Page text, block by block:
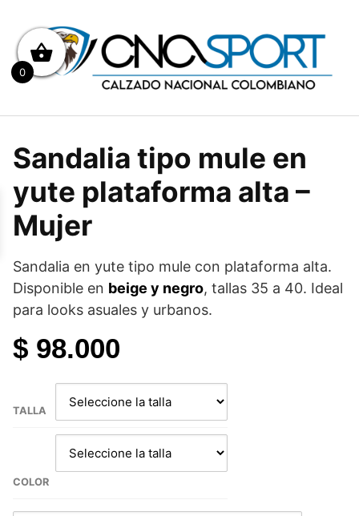
contenido
Sandalia tipo mule en
yute plataforma alta –
Mujer
Sandalia en yute tipo mule con plataforma alta.
Disponible en beige y negro, tallas 35 a 40. Ideal
para looks asuales y urbanos.
$ 98.000
TALLA
COLOR
0